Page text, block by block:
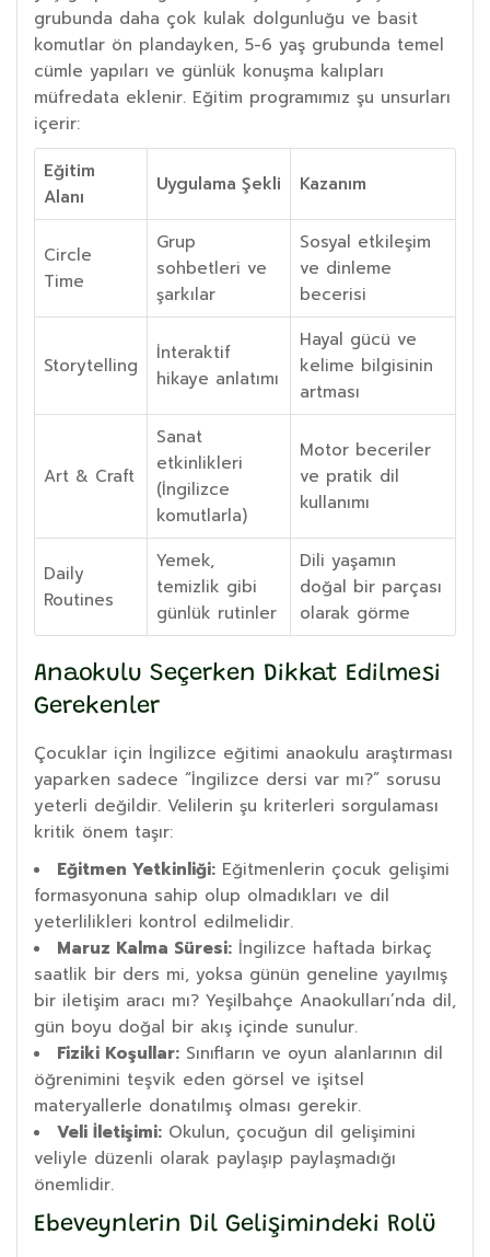
grubunda daha çok kulak dolgunluğu ve basit
komutlar ön plandayken, 5-6 yaş grubunda temel
cümle yapıları ve günlük konuşma kalıpları
müfredata eklenir. Eğitim programımız şu unsurları
içerir:
Eğitim
Alanı
Uygulama Şekli Kazanım
Circle
Time
Grup
sohbetleri ve
şarkılar
Sosyal etkileşim
ve dinleme
becerisi
Storytelling
İnteraktif
hikaye anlatımı
Hayal gücü ve
kelime bilgisinin
artması
Art & Craft
Sanat
etkinlikleri
(İngilizce
komutlarla)
Motor beceriler
ve pratik dil
kullanımı
Daily
Routines
Yemek,
temizlik gibi
günlük rutinler
Dili yaşamın
doğal bir parçası
olarak görme
Anaokulu Seçerken Dikkat Edilmesi
Gerekenler
Çocuklar için İngilizce eğitimi anaokulu araştırması
yaparken sadece “İngilizce dersi var mı?” sorusu
yeterli değildir. Velilerin şu kriterleri sorgulaması
kritik önem taşır:
Eğitmen Yetkinliği: Eğitmenlerin çocuk gelişimi
formasyonuna sahip olup olmadıkları ve dil
yeterlilikleri kontrol edilmelidir.
Maruz Kalma Süresi: İngilizce haftada birkaç
saatlik bir ders mi, yoksa günün geneline yayılmış
bir iletişim aracı mı? Yeşilbahçe Anaokulları’nda dil,
gün boyu doğal bir akış içinde sunulur.
Fiziki Koşullar: Sınıfların ve oyun alanlarının dil
öğrenimini teşvik eden görsel ve işitsel
materyallerle donatılmış olması gerekir.
Veli İletişimi: Okulun, çocuğun dil gelişimini
veliyle düzenli olarak paylaşıp paylaşmadığı
önemlidir.
Ebeveynlerin Dil Gelişimindeki Rolü